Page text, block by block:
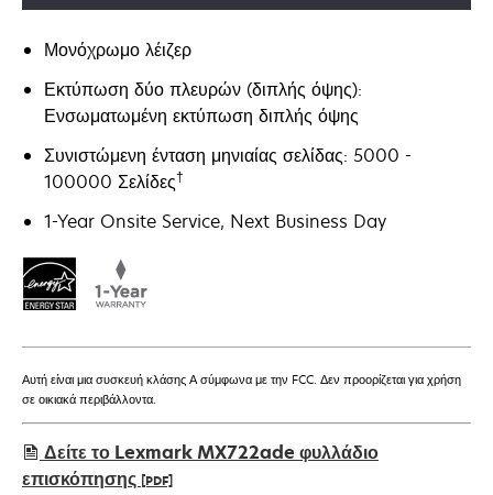
Μονόχρωμο λέιζερ
Εκτύπωση δύο πλευρών (διπλής όψης):
Ενσωματωμένη εκτύπωση διπλής όψης
Συνιστώμενη ένταση μηνιαίας σελίδας: 5000 -
100000 Σελίδες†
1-Year Onsite Service, Next Business Day
Αυτή είναι μια συσκευή κλάσης Α σύμφωνα με την FCC. Δεν προορίζεται για χρήση
σε οικιακά περιβάλλοντα.
Δείτε το Lexmark MX722ade φυλλάδιο
επισκόπησης [PDF]